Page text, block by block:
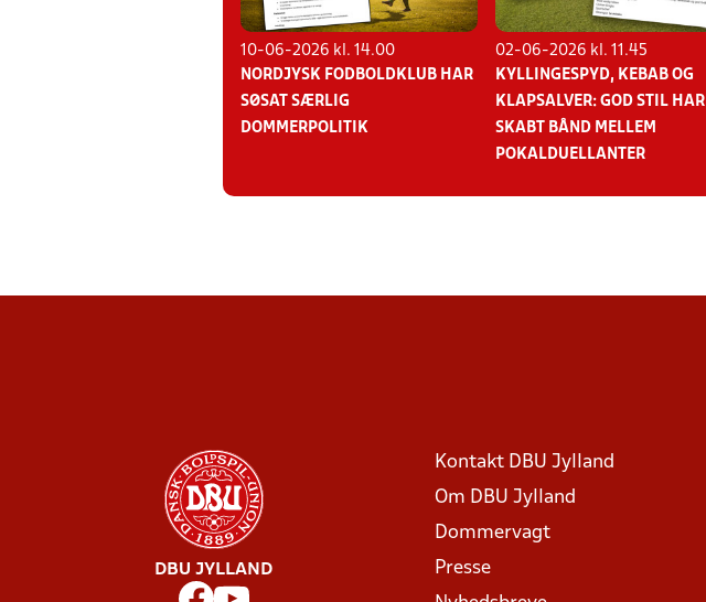
10-06-2026 kl. 14.00
NORDJYSK FODBOLDKLUB HAR
SØSAT SÆRLIG
DOMMERPOLITIK
02-06-2026 kl. 11.45
KYLLINGESPYD, KEBAB OG
KLAPSALVER: GOD STIL HAR
SKABT BÅND MELLEM
POKALDUELLANTER
DBU JYLLAND
Kontakt DBU Jylland
Om DBU Jylland
Dommervagt
Presse